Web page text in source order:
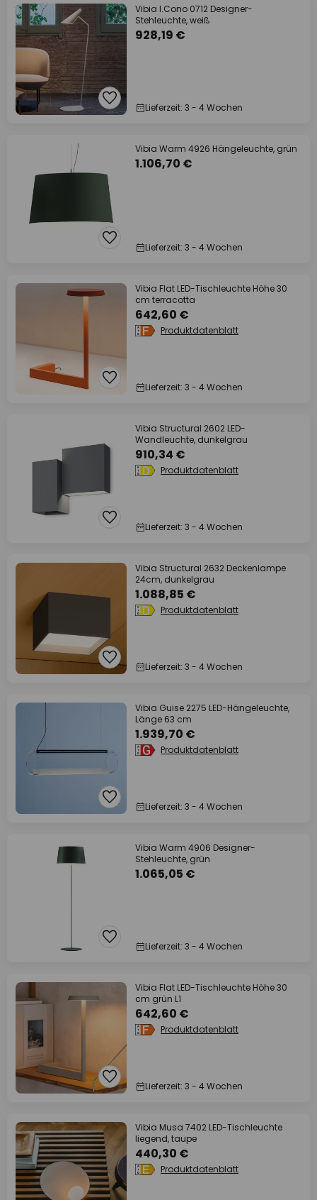
Vibia I.Cono 0712 Designer-
Stehleuchte, weiß
928,19 €
Lieferzeit: 3 - 4 Wochen
Vibia Warm 4926 Hängeleuchte, grün
1.106,70 €
Lieferzeit: 3 - 4 Wochen
Vibia Flat LED-Tischleuchte Höhe 30
cm terracotta
642,60 €
Produktdatenblatt
Lieferzeit: 3 - 4 Wochen
Vibia Structural 2602 LED-
Wandleuchte, dunkelgrau
910,34 €
Produktdatenblatt
Lieferzeit: 3 - 4 Wochen
Vibia Structural 2632 Deckenlampe
24cm, dunkelgrau
1.088,85 €
Produktdatenblatt
Lieferzeit: 3 - 4 Wochen
Vibia Guise 2275 LED-Hängeleuchte,
Länge 63 cm
1.939,70 €
Produktdatenblatt
Lieferzeit: 3 - 4 Wochen
Vibia Warm 4906 Designer-
Stehleuchte, grün
1.065,05 €
Lieferzeit: 3 - 4 Wochen
Vibia Flat LED-Tischleuchte Höhe 30
cm grün L1
642,60 €
Produktdatenblatt
Lieferzeit: 3 - 4 Wochen
Vibia Musa 7402 LED-Tischleuchte
liegend, taupe
440,30 €
Produktdatenblatt